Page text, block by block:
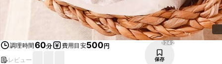
調理時間60分 費用目安500円
レビュー
1242
保存